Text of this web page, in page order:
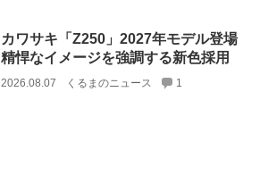
カワサキ「Z250」2027年モデル登場
精悍なイメージを強調する新色採用
2026.08.07 くるまのニュース 1